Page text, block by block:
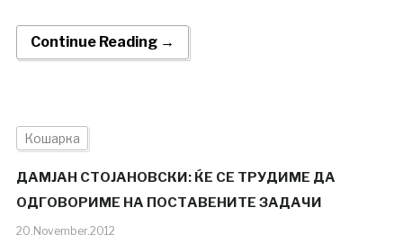
Continue Reading →
Кошарка
ДАМЈАН СТОЈАНОВСКИ: ЌЕ СЕ ТРУДИМЕ ДА
ОДГОВОРИМЕ НА ПОСТАВЕНИТЕ ЗАДАЧИ
20.November.2012